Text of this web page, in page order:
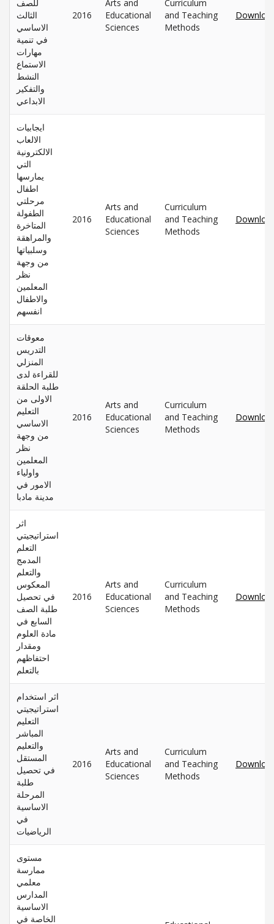
للصف
الثالث
الاساسي
في تنمية
مهارات
الاستماع
النشط
والتفكير
الابداعي
2016
Arts and
Educational
Sciences
Curriculum
and Teaching
Methods
ايجابيات
الالعاب
الالكترونية
التي
يمارسها
اطفال
مرحلتي
الطفولة
المتاخرة
والمراهقة
وسلبياتها
من وجهة
نظر
المعلمين
والاطفال
انفسهم
2016
Arts and
Educational
Sciences
Curriculum
and Teaching
Methods
معوقات
التدريس
المنزلي
للقراءة لدى
طلبة الحلقة
الاولى من
التعليم
الاساسي
من وجهة
نظر
المعلمين
واولياء
الامور في
مدينة مادبا
2016
Arts and
Educational
Sciences
Curriculum
and Teaching
Methods
اثر
استراتيجيتي
التعلم
المدمج
والتعلم
المعكوس
في تحصيل
طلبة الصف
السابع في
مادة العلوم
ومقدار
احتفاظهم
بالتعلم
2016
Arts and
Educational
Sciences
Curriculum
and Teaching
Methods
اثر استخدام
استراتيجيتي
التعليم
المباشر
والتعليم
المستقل
في تحصيل
طلبة
المرحلة
الاساسية
في
الرياضيات
2016
Arts and
Educational
Sciences
Curriculum
and Teaching
Methods
مستوى
ممارسة
معلمي
المدارس
الاساسية
الخاصة في